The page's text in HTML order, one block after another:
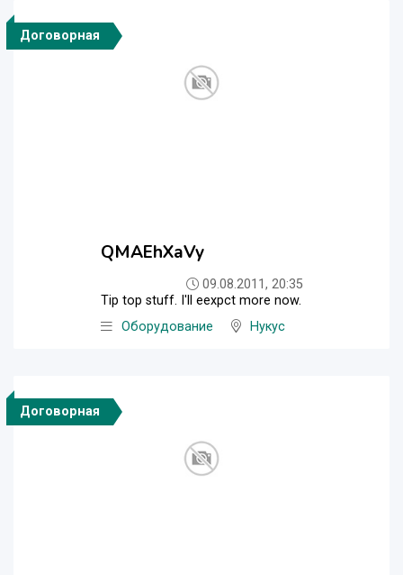
Договорная
QMAEhXaVy
09.08.2011, 20:35
Tip top stuff. I'll eexpct more now.
Оборудование
Нукус
Договорная